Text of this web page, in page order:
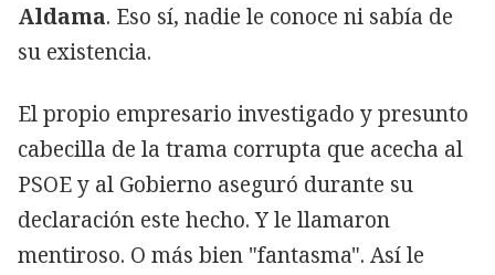
Aldama. Eso sí, nadie le conoce ni sabía de
su existencia.
El propio empresario investigado y presunto
cabecilla de la trama corrupta que acecha al
PSOE y al Gobierno aseguró durante su
declaración este hecho. Y le llamaron
mentiroso. O más bien "fantasma". Así le